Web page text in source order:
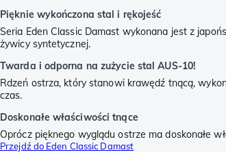
Pięknie wykończona stal i rękojeść
Seria Eden Classic Damast wykonana jest z
żywicy syntetycznej.
Twarda i odporna na zużycie stal AUS-10!
Rdzeń ostrza, który stanowi krawędź tnącą,
czas.
Doskonałe właściwości tnące
Oprócz pięknego wyglądu ostrze ma doskonałe
Przejdź do Eden Classic Damast